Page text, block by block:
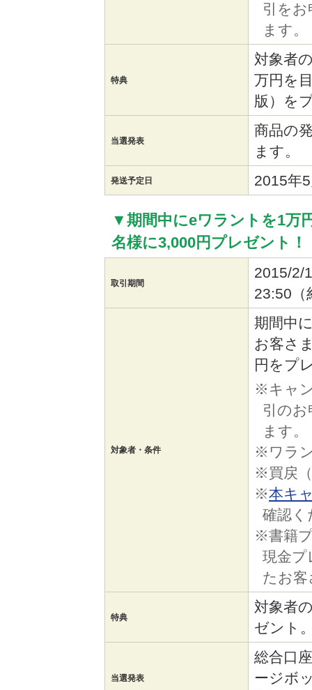
引を
ます。
特典
対象者
万円を
版）を
当選発表
商品の
ます。
発送予定日 2015年
▼期間中にeワラントを1万
名様に3,000円プレゼント！
取引期間
2015/2/
23:50（
対象者・条件
期間中
お客さ
円をプ
※キャ
引の
ます。
※ワラ
※買戻
※本キ
確認く
※書籍
現金プ
たお
特典
対象者
ゼント
当選発表
総合口
ージボ